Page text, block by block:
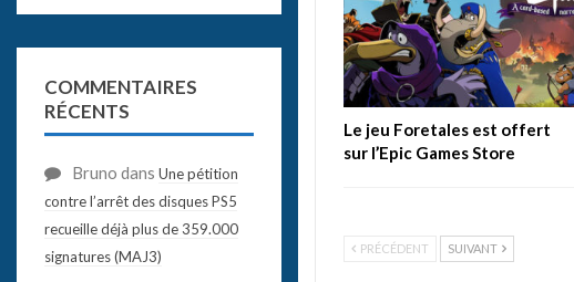
Le jeu Foretales est offert
sur l’Epic Games Store
PRÉCÉDENT SUIVANT
COMMENTAIRES
RÉCENTS
Bruno dans Une pétition
contre l’arrêt des disques PS5
recueille déjà plus de 359.000
signatures (MAJ3)